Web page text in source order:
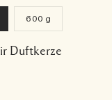
600 g
Duftkerze